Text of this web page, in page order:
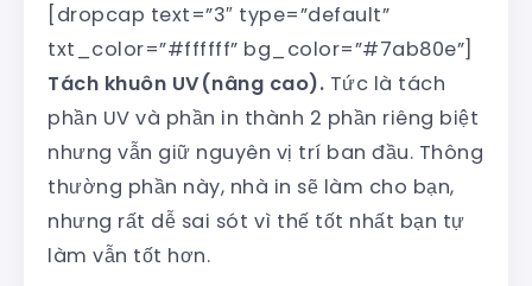
[dropcap text=”3″ type=”default”
txt_color=”#ffffff” bg_color=”#7ab80e”]
Tách khuôn UV(nâng cao). Tức là tách
phần UV và phần in thành 2 phần riêng biệt
nhưng vẫn giữ nguyên vị trí ban đầu. Thông
thường phần này, nhà in sẽ làm cho bạn,
nhưng rất dễ sai sót vì thế tốt nhất bạn tự
làm vẫn tốt hơn.